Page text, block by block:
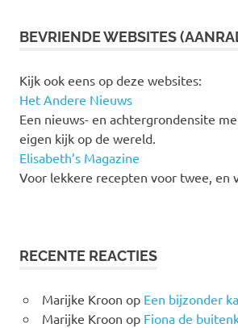
BEVRIENDE WEBSITES
Kijk ook eens op deze websites:
Het Andere Nieuws
Een nieuws- en achtergrondensite
eigen kijk op de wereld.
Elisabeth’s Magazine
Voor lekkere recepten voor twee, en
RECENTE REACTIES
Marijke Kroon op Een bijzonder
Marijke Kroon op Fiona de